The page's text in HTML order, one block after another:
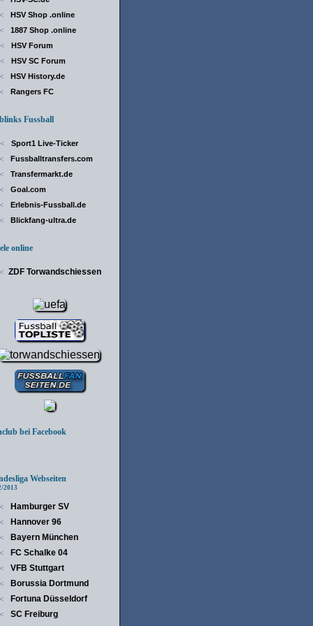
< HSV Shop .online
< 1887 Shop .online
< HSV Forum
< HSV SC Forum
< HSV History.de
< Rangers FC
Fussball
< Sport1 Live-Ticker
< Fussballtransfers.com
< Transfermarkt.de
< Goal.com
< Erlebnis-Fussball.de
< Blickfang-ultra.de
online
< ZDF Torwandschiessen
bei Facebook
Webseiten
2013
< Hamburger SV
< Hannover 96
< Bayern München
< FC Schalke 04
< VFB Stuttgart
< Borussia Dortmund
< Fortuna Düsseldorf
<
SC Freiburg